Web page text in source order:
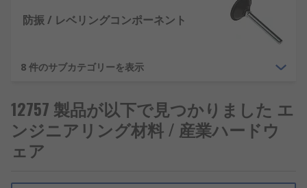
防振 / レベリングコンポーネント
8 件のサブカテゴリーを表示
12757 製品が以下で見つかりました エ
ンジニアリング材料 / 産業ハードウ
ェア